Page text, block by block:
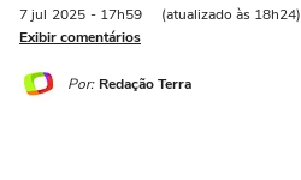
7 jul 2025 - 17h59 (atualizado às 18h24)
Exibir comentários
Por: Redação Terra